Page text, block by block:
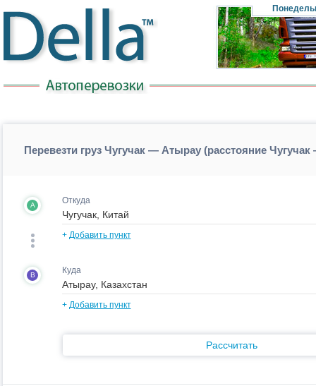
Перевезти груз Чугучак — Атырау (расстояние
A Откуда
+ Добавить пункт
B Куда
+ Добавить пункт
Рассчитать